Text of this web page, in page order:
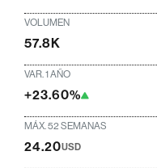
VOLUMEN
57.8K
VAR. 1 AÑO
+23.60%
MÁX. 52 SEMANAS
24.20USD